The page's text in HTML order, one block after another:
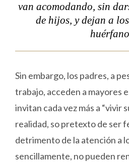
van acomodando, sin
de hijos, y dejan a
Sin embargo, los padres, a
trabajo, acceden a mayores
invitan cada vez más a “vivir
realidad, so pretexto de ser
detrimento de la atención a
sencillamente, no pueden